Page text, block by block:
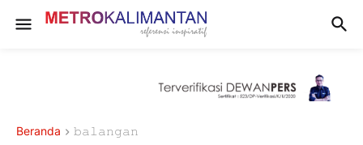
Beranda 𝚋𝚊𝚕𝚊𝚗𝚐𝚊𝚗